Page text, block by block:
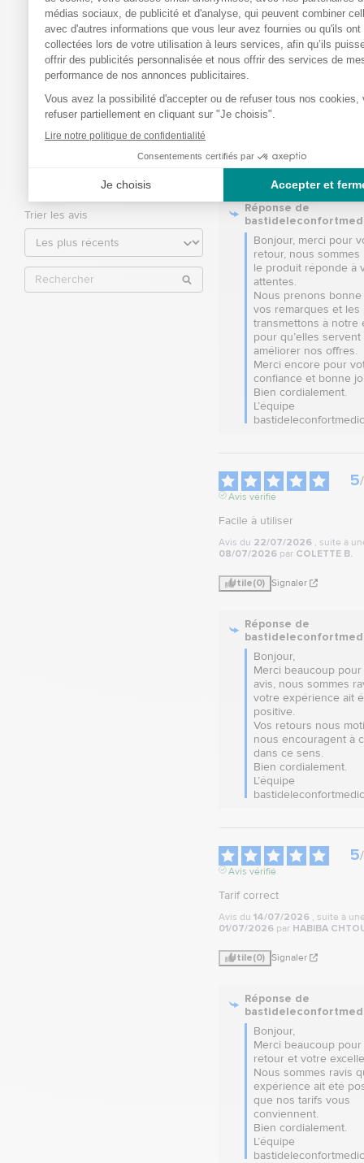
Basé sur5 avis soumis à un
contrôle
Voir tous les avis sur ce site
étoiles
3
Trier les avis
Appareil conforme à mes
de bonne qualité. Par
éclaires des jambes me
fines pour la pression
pression. A voir dans le
Un adaptateur pour
gros plus.
Utile(0) Signaler
Réponse de
Bonjour, merci pour
retour, nous sommes
le produit réponde à
attentes.
Nous prenons
vos remarques et les
transmettons à notre
pour qu’elles servent
améliorer nos offres.
Merci encore pour
confiance et bonne
Bien cordialement.
L’équipe
5/
Avis vérifié
Facile à utiliser
Avis du 22/07/2026 , suite à
08/07/2026 par COLETTE B.
Utile(0) Signaler
Réponse de
Bonjour,
Merci beaucoup
avis, nous sommes
votre expérience ait
positive.
Vos retours nous
nous encouragent à
dans ce sens.
Bien cordialement.
L’équipe
5/
Avis vérifié
Tarif correct
Avis du 14/07/2026 , suite à
01/07/2026 par HABIBA
Utile(0) Signaler
Réponse de
Bonjour,
Merci beaucoup
retour et votre
Nous sommes ravis
expérience ait été
que nos tarifs vous
conviennent.
Bien cordialement.
L’équipe